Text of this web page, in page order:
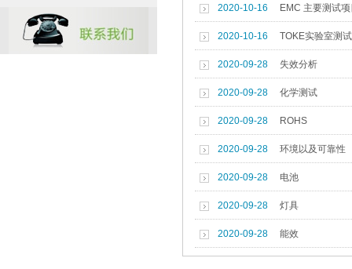
2020-10-16 EMC 主要测试
2020-10-16 TOKE实验室测
2020-09-28 失效分析
2020-09-28 化学测试
2020-09-28 ROHS
2020-09-28 环境以及可靠性
2020-09-28 电池
2020-09-28 灯具
2020-09-28 能效